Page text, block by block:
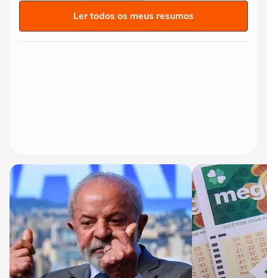
Ler todos os meus resumos